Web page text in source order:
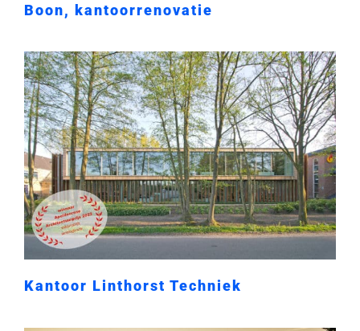
Boon, kantoorrenovatie
Kantoor Linthorst Techniek